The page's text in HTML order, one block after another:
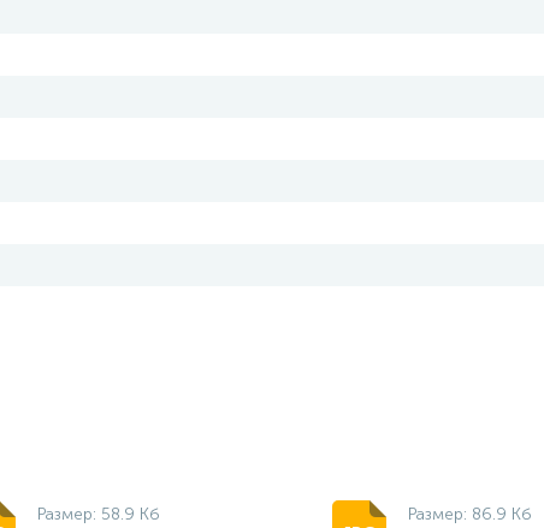
Размер: 58.9 Кб Размер: 86.9 Кб